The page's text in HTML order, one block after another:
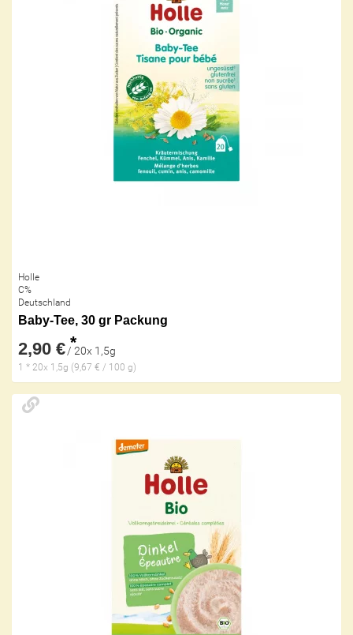
Holle
C%
Deutschland
Baby-Tee, 30 gr Packung
2,90 € *
/ 20x 1,5g
1 * 20x 1,5g (9,67 € / 100 g)